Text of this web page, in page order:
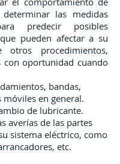
las medidas
predecir posibles
pueden afectar a su
otros procedimientos,
con oportunidad cuando
bandas,
móviles en general.
de lubricante.
averías de las partes
sistema eléctrico, como
etc.